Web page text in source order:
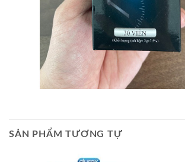
SẢN PHẨM TƯƠNG TỰ